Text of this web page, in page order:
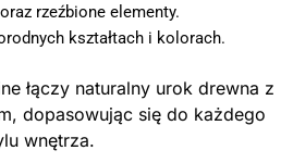
rzeźbione elementy.
kształtach i kolorach.
łączy naturalny urok drewna z
dopasowując się do każdego
wnętrza.